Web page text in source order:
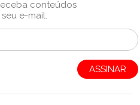
conteúdos
e-mail.
ASSINAR